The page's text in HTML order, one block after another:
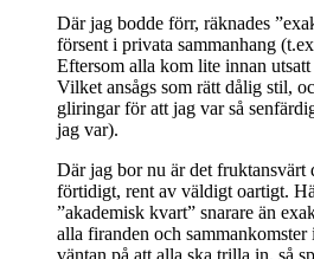
Där jag bodde förr, räknades
försent i privata sammanhang
Eftersom alla kom lite innan
Vilket ansågs som rätt dålig stil,
gliringar för att jag var så
jag var).
Där jag bor nu är det fruktansvärt
förtidigt, rent av väldigt oartigt.
”akademisk kvart” snarare än
alla firanden och